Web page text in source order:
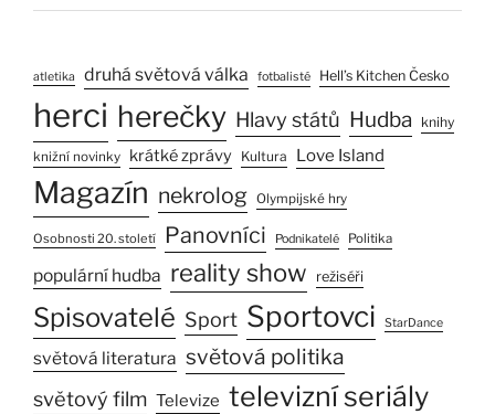
atletika druhá světová válka fotbalisté Hell’s Kitchen Česko
herci herečky Hlavy států Hudba knihy
knižní novinky krátké zprávy Kultura Love Island
Magazín nekrolog Olympijské hry
Osobnosti 20. století Panovníci Podnikatelé Politika
populární hudba reality show režiséři
Spisovatelé Sport Sportovci StarDance
světová literatura světová politika
světový film Televize televizní seriály